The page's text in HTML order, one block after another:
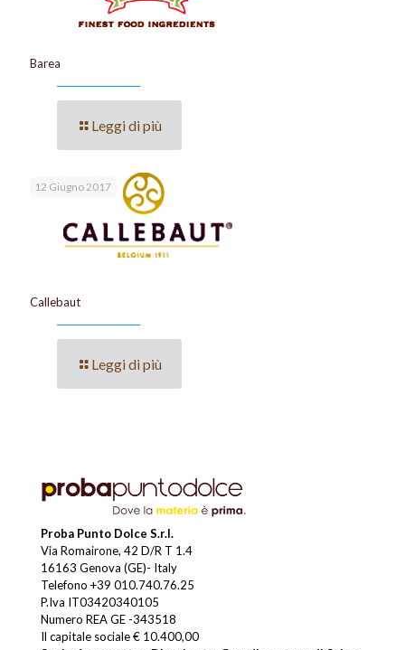
Barea
Leggi di più
12 Giugno 2017
Callebaut
Leggi di più
Proba Punto Dolce S.r.l.
Via Romairone, 42 D/R T 1.4
16163 Genova (GE)- Italy
Telefono +39 010.740.76.25
P.Iva IT03420340105
Numero REA GE -343518
Il capitale sociale € 10.400,00